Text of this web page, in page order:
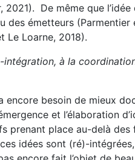
2021). De même que
des émetteurs
Le Loarne, 2018).
intégration, à la
encore besoin de mieux
et l’élaboration
prenant place au-delà
idées sont (ré)-